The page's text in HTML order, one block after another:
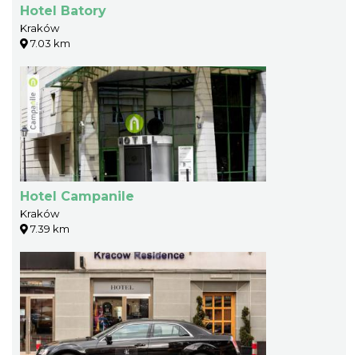
Hotel Batory
Kraków
7.03 km
Hotel Campanile
Kraków
7.39 km